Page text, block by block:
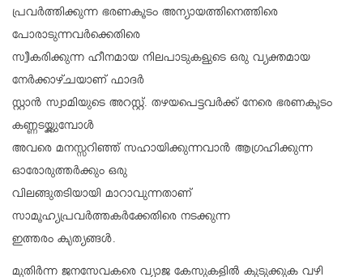
പ്രവർത്തിക്കുന്ന ഭരണകൂടം അന്യായത്തിനെത്തിരെ
പോരാടുന്നവർക്കെതിരെ
സ്വീകരിക്കുന്ന ഹീനമായ നിലപാടുകളുടെ ഒരു വ്യക്തമായ
നേർക്കാഴ്ചയാണ് ഫാദർ
സ്റ്റാൻ സ്വാമിയുടെ അറസ്റ്റ്. തഴയപെട്ടവർക്ക് നേരെ ഭരണകൂടം
കണ്ണടയ്ക്കുമ്പോൾ
അവരെ മനസ്സറിഞ്ഞ് സഹായിക്കുന്നവാൻ ആഗ്രഹിക്കുന്ന
ഓരോരുത്തർക്കും ഒരു
വിലങ്ങുതടിയായി മാറാവുന്നതാണ്
സാമൂഹ്യപ്രവർത്തകർക്കേതിരെ നടക്കുന്ന
ഇത്തരം കൃത്യങ്ങൾ.
മുതിർന്ന ജനസേവകരെ വ്യാജ കേസുകളിൽ കുടുക്കുക വഴി